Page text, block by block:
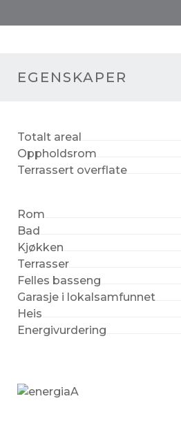
EGENSKAPER
Totalt areal
Oppholdsrom
Terrassert overflate
Rom
Bad
Kjøkken
Terrasser
Felles basseng
Garasje i lokalsamfunnet
Heis
Energivurdering
A